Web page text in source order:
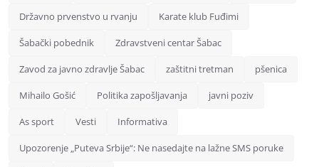
Državno prvenstvo u rvanju Karate klub Fuđimi
Šabački pobednik Zdravstveni centar Šabac
Zavod za javno zdravlje Šabac zaštitni tretman pšenica
Mihailo Gošić Politika zapošljavanja javni poziv
As sport Vesti Informativa
Upozorenje „Puteva Srbije“: Ne nasedajte na lažne SMS poruke